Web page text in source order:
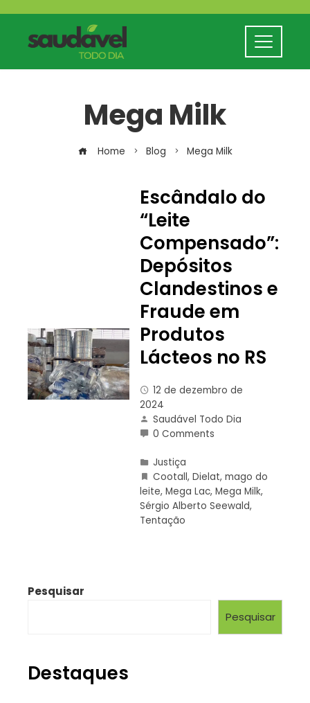
Mega Milk
Home Blog Mega Milk
Escândalo do
“Leite
Compensado”:
Depósitos
Clandestinos e
Fraude em
Produtos
Lácteos no RS
12 de dezembro de
2024
Saudável Todo Dia
0 Comments
Justiça
Cootall, Dielat, mago do
leite, Mega Lac, Mega Milk,
Sérgio Alberto Seewald,
Tentação
Pesquisar
Pesquisar
Destaques